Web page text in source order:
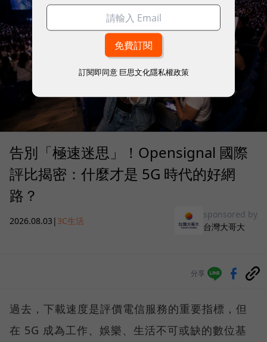
告別「極速迷思」！Opensignal 國際
評比揭密：什麼才是 5G 時代的好網
路？
2026.08.03 | 3C生活
sponsored by
台灣大哥大
分享
過去，下載速度是評價電信服務的重要指標，但
在 5G 成為工作、娛樂、生活不可或缺的數位基
訂閱即同意 巨思文化隱私權政策